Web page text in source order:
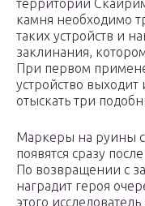
территории
камня необходимо
таких устройств и
заклинания,
При первом
устройство выходит
отыскать три
Маркеры на руины
появятся сразу
По возвращении с
наградит героя
этого